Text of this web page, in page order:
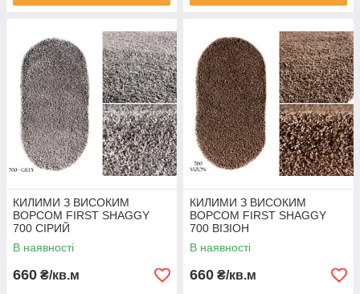
КИЛИМИ З ВИСОКИМ
ВОРСОМ FIRST SHAGGY
700 СІРИЙ
В наявності
660 ₴/кв.м
КИЛИМИ З ВИСОКИМ
ВОРСОМ FIRST SHAGGY
700 ВІЗІОН
В наявності
660 ₴/кв.м